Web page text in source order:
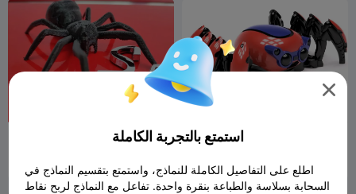
Spiderbot Flexi print in
place V2 improved toy

استمتع بالتجربة الكاملة
اطلع على التفاصيل الكاملة للنماذج، واستمتع بتقسيم النماذج في
السحابة بسلاسة والطباعة بنقرة واحدة. تفاعل مع النماذج لربح نقاط